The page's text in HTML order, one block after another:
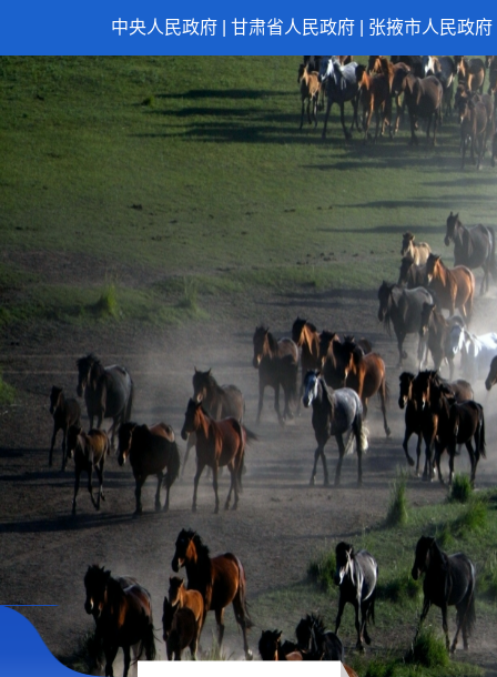
中央人民政府 甘肃省人民政府 张掖市人民政府